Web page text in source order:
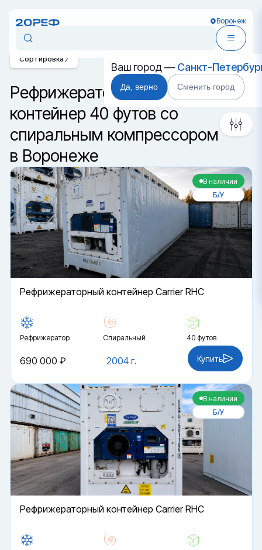
Воронеж
Ваш город — Санкт-
Да, верно Сменить город
Рефрижераторный
контейнер 40 футов со
спиральным компрессором
в Воронеже
Сортировка
В наличии
Б/У
Рефрижераторный контейнер Carrier RHC
Рефрижератор Спиральный 40 футов
2004 г.
690 000 ₽ Купить
В наличии
Б/У
Рефрижераторный контейнер Carrier RHC